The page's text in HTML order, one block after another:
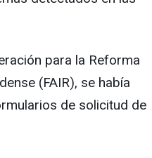
para la Reforma
(FAIR), se había
de solicitud de